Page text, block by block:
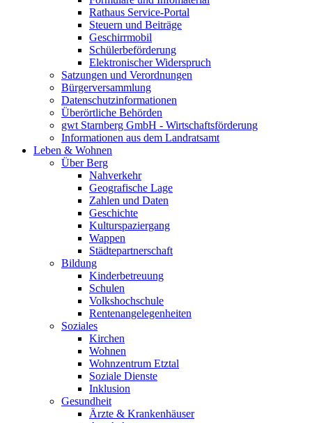
Rathaus Service-Portal
Steuern und Beiträge
Geschirrmobil
Schülerbeförderung
Elektronischer Widerspruch
Satzungen und Verordnungen
Bürgerversammlung
Datenschutzinformationen
Überörtliche Behörden
gwt Starnberg GmbH - Wirtschaftsförderung
Informationen aus dem Landratsamt
Leben & Wohnen
Über Berg
Nahverkehr
Geografische Lage
Zahlen und Daten
Geschichte
Kulturspaziergang
Wappen
Städtepartnerschaft
Bildung
Kinderbetreuung
Schulen
Volkshochschule
Rentenangelegenheiten
Soziales
Kirchen
Wohnen
Wohnzentrum Etztal
Soziale Dienste
Inklusion
Gesundheit
Ärzte & Krankenhäuser